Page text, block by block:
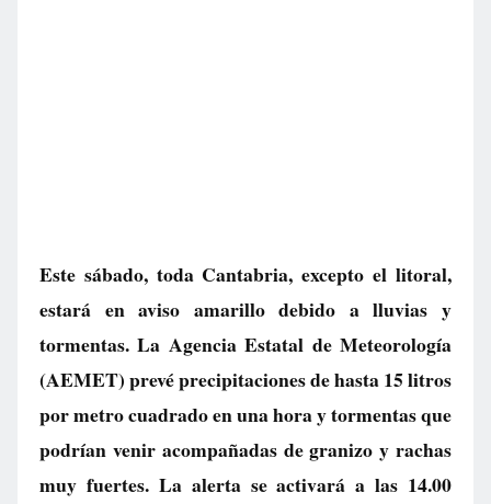
Este sábado, toda Cantabria, excepto el litoral,
estará en aviso amarillo debido a lluvias y
tormentas. La Agencia Estatal de Meteorología
(AEMET) prevé precipitaciones de hasta 15 litros
por metro cuadrado en una hora y tormentas que
podrían venir acompañadas de granizo y rachas
muy fuertes. La alerta se activará a las 14.00